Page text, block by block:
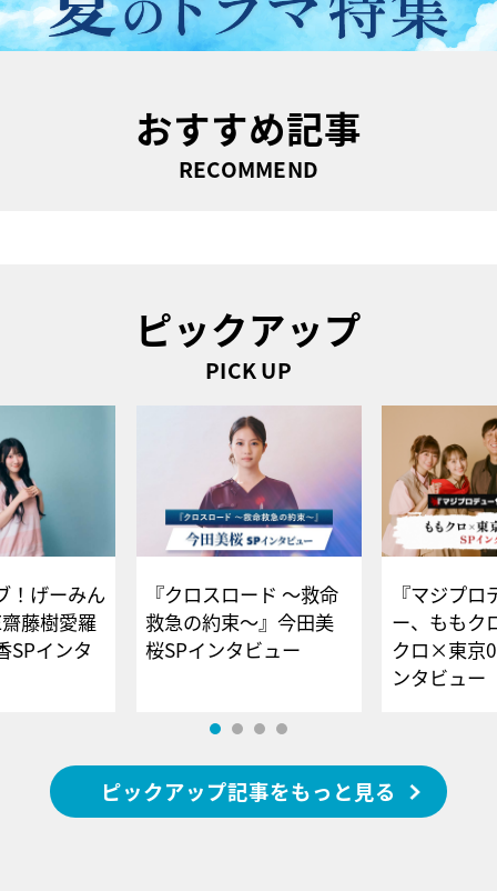
おすすめ記事
RECOMMEND
ピックアップ
PICK UP
！げーみん
藤樹愛羅
SPインタ
『クロスロード ～救命
救急の約束～』今田美
桜SPインタビュー
『マジプロ
ー、ももク
クロ×東京
ンタビュー
ピックアップ記事をもっと見る